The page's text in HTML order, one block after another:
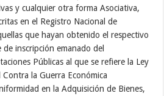
y cualquier otra forma Asociativa,
en el Registro Nacional de
que hayan obtenido el respectivo
inscripción emanado del
Públicas al que se refiere la Ley
la Guerra Económica
en la Adquisición de Bienes,